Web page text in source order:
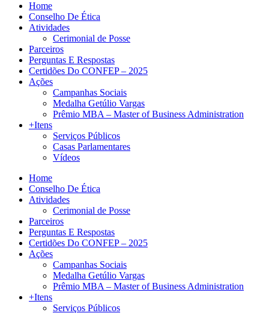
Home
Conselho De Ética
Atividades
Cerimonial de Posse
Parceiros
Perguntas E Respostas
Certidões Do CONFEP – 2025
Ações
Campanhas Sociais
Medalha Getúlio Vargas
Prêmio MBA – Master of Business Administration
+Itens
Serviços Públicos
Casas Parlamentares
Vídeos
Home
Conselho De Ética
Atividades
Cerimonial de Posse
Parceiros
Perguntas E Respostas
Certidões Do CONFEP – 2025
Ações
Campanhas Sociais
Medalha Getúlio Vargas
Prêmio MBA – Master of Business Administration
+Itens
Serviços Públicos